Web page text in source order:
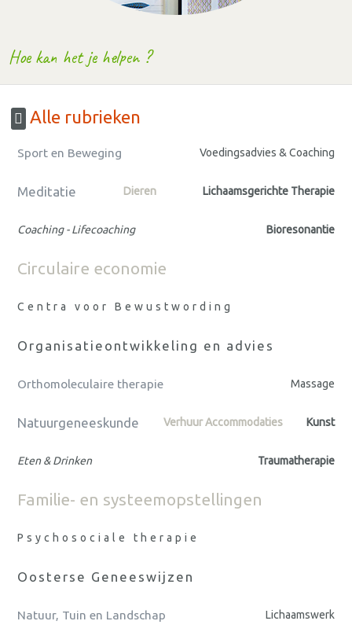
Hoe kan het je helpen ?
Alle rubrieken
Sport en Beweging Voedingsadvies & Coaching
Meditatie Dieren Lichaamsgerichte Therapie
Coaching - Lifecoaching Bioresonantie
Circulaire economie
Centra voor Bewustwording
Organisatieontwikkeling en advies
Orthomoleculaire therapie Massage
Natuurgeneeskunde Verhuur Accommodaties Kunst
Eten & Drinken Traumatherapie
Familie- en systeemopstellingen
Psychosociale therapie
Oosterse Geneeswijzen
Natuur, Tuin en Landschap Lichaamswerk